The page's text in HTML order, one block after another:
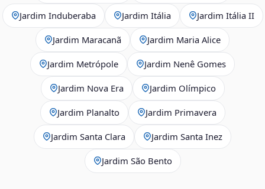
Jardim Induberaba Jardim Itália Jardim Itália II
Jardim Maracanã Jardim Maria Alice
Jardim Metrópole Jardim Nenê Gomes
Jardim Nova Era Jardim Olímpico
Jardim Planalto Jardim Primavera
Jardim Santa Clara Jardim Santa Inez
Jardim São Bento